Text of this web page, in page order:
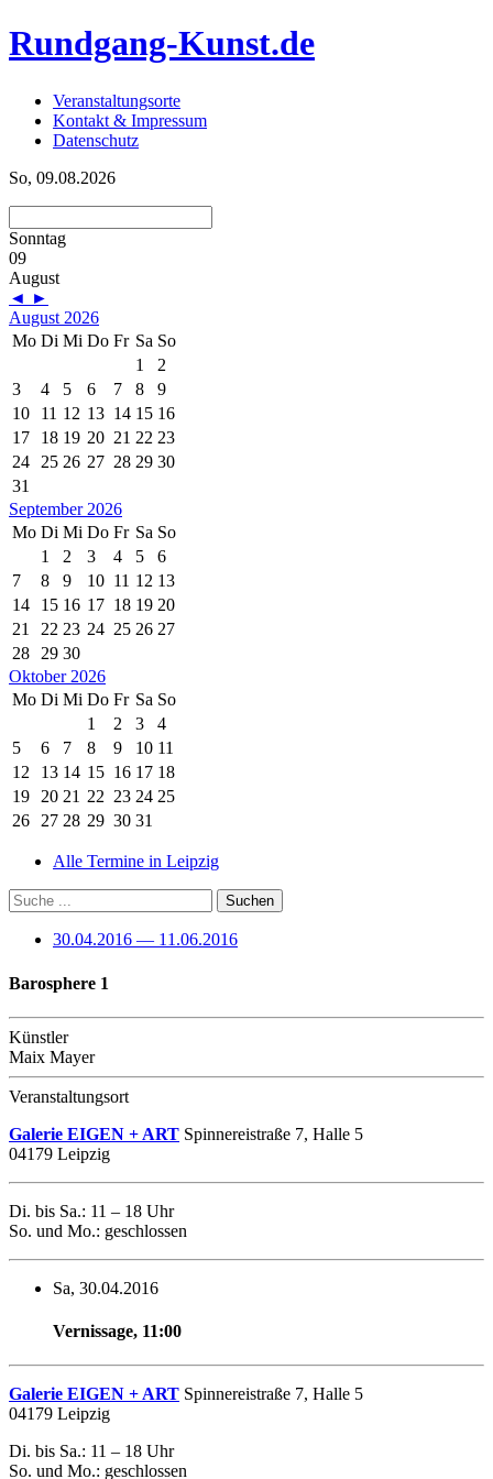
Rundgang-Kunst.de
Veranstaltungsorte
Kontakt & Impressum
Datenschutz
So, 09.08.2026
Sonntag
09
August
◄ ►
August 2026
Mo Di Mi Do Fr Sa So
1
2
3
4 5 6 7 8
9
10
11 12 13 14 15 16
17
18 19 20 21 22 23
24 25 26 27 28 29 30
31
September 2026
Mo Di Mi Do Fr Sa So
1
2 3 4 5
6
7
8 9 10 11 12 13
14
15 16 17 18 19 20
21
22 23 24 25 26 27
28 29 30
Oktober 2026
Mo Di Mi Do Fr Sa So
1
2 3
4
5
6 7 8 9 10 11
12
13 14 15 16 17 18
19 20 21 22 23 24 25
26 27 28 29 30 31
Alle Termine in Leipzig
30.04.2016 — 11.06.2016
Barosphere 1
Künstler
Maix Mayer
Veranstaltungsort
Galerie EIGEN + ART Spinnereistraße 7, Halle 5
04179 Leipzig
Di. bis Sa.: 11 – 18 Uhr
So. und Mo.: geschlossen
Sa, 30.04.2016
Vernissage, 11:00
Galerie EIGEN + ART Spinnereistraße 7, Halle 5
04179 Leipzig
Di. bis Sa.: 11 – 18 Uhr
So. und Mo.: geschlossen